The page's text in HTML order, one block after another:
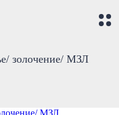
золочение/ МЗЛ